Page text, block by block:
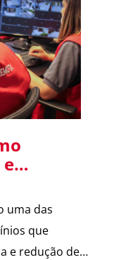
uma das
que
e redução de